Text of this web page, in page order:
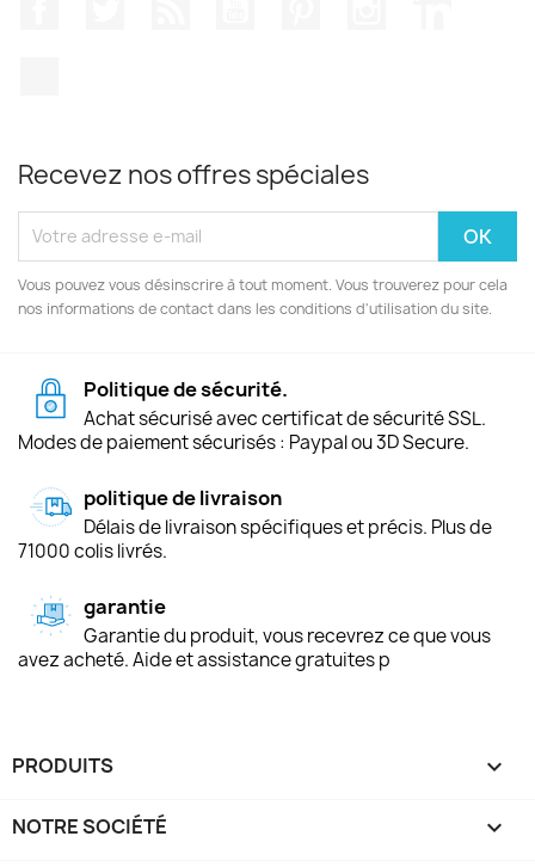
Recevez nos offres spéciales
Vous pouvez vous désinscrire à tout moment. Vous trouverez pour cela
nos informations de contact dans les conditions d'utilisation du site.
Politique de sécurité.
Achat sécurisé avec certificat de sécurité SSL.
Modes de paiement sécurisés : Paypal ou 3D Secure.
politique de livraison
Délais de livraison spécifiques et précis. Plus de
71000 colis livrés.
garantie
Garantie du produit, vous recevrez ce que vous
avez acheté. Aide et assistance gratuites p
PRODUITS 
NOTRE SOCIÉTÉ 